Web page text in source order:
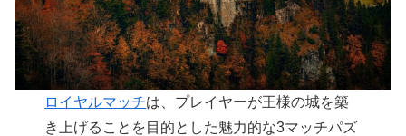
ロイヤルマッチは、プレイヤーが王様の城を築
き上げることを目的とした魅力的な3マッチパズ